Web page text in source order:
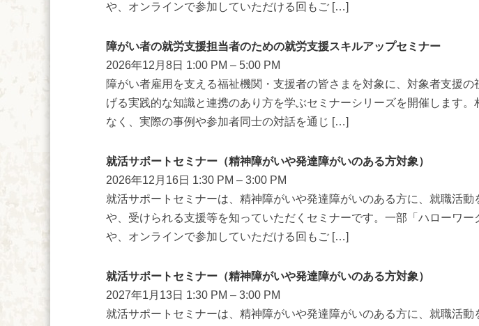
や、オンラインで参加していただける回もご […]
障がい者の就労支援担当者のための就労支援スキルアップセミナー
2026年12月8日 1:00 PM – 5:00 PM
障がい者雇用を支える福祉機関・支援者の皆さまを対象に、対象者支援の
げる実践的な知識と連携のあり方を学ぶセミナーシリーズを開催します
なく、実際の事例や参加者同士の対話を通じ […]
就活サポートセミナー（精神障がいや発達障がいのある方対象）
2026年12月16日 1:30 PM – 3:00 PM
就活サポートセミナーは、精神障がいや発達障がいのある方に、就職活動
や、受けられる支援等を知っていただくセミナーです。一部「ハローワー
や、オンラインで参加していただける回もご […]
就活サポートセミナー（精神障がいや発達障がいのある方対象）
2027年1月13日 1:30 PM – 3:00 PM
就活サポートセミナーは、精神障がいや発達障がいのある方に、就職活動